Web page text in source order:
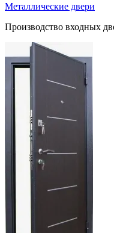
Металлические двери
Производство входных